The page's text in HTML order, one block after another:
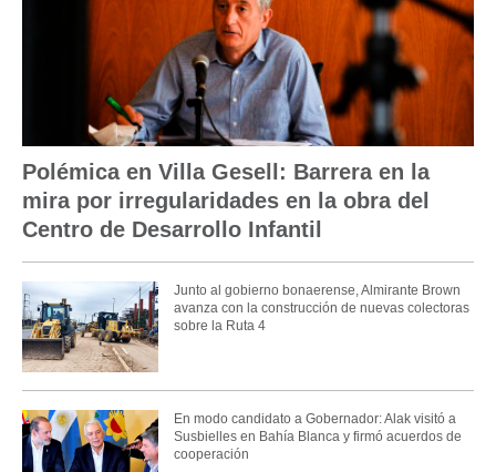
Polémica en Villa Gesell: Barrera en la
mira por irregularidades en la obra del
Centro de Desarrollo Infantil
Junto al gobierno bonaerense, Almirante Brown
avanza con la construcción de nuevas colectoras
sobre la Ruta 4
En modo candidato a Gobernador: Alak visitó a
Susbielles en Bahía Blanca y firmó acuerdos de
cooperación